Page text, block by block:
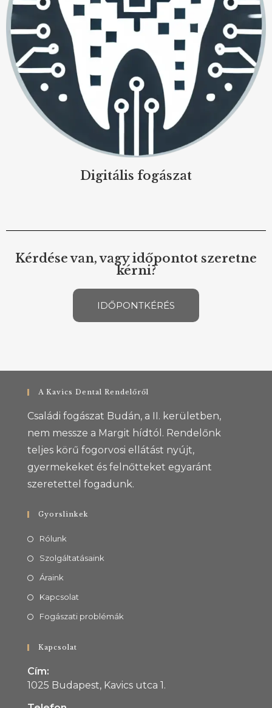
Digitális fogászat
Kérdése van, vagy időpontot szeretne
kérni?
IDŐPONTKÉRÉS
A Kavics Dental Rendelőről
Családi fogászat Budán, a II. kerületben,
nem messze a Margit hídtól. Rendelőnk
teljes körű fogorvosi ellátást nyújt,
gyermekeket és felnőtteket egyaránt
szeretettel fogadunk.
Gyorslinkek
Rólunk
Szolgáltatásaink
Áraink
Kapcsolat
Fogászati problémák
Kapcsolat
Cím:
1025 Budapest, Kavics utca 1.